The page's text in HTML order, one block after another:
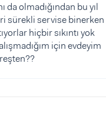
olmadığından bu yıl
sürekli servise binerken
hiçbir sıkıntı yok
için evdeyim